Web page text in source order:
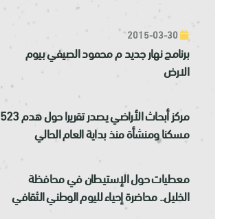
برنامج نهار جديد م محمود الصيفي بيوم
الارض
مركز أبحاث الأراضي يصدر تقريرا حول هدم 523
مسكنا ومنشأة منذ بداية العام الحالي
معطيات حول الإستيطان في محافظة
الخليل.. محاضرة إحياء لليوم الوطني الثقافي